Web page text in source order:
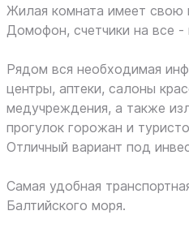
Жилая комната имеет свою
Домофон, счетчики на все -
Рядом вся необходимая
центры, аптеки, салоны
медучреждения, а также
прогулок горожан и
Отличный вариант под
Самая удобная
Балтийского моря.